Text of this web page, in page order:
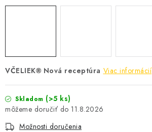
NOVINKY
ČOKOLÁDA
VÝŽIVOVÉ DOPLNKY
VČELIEK® Nová receptúra Viac informácií
Skladom (>5 ks)
11.8.2026
Možnosti doručenia